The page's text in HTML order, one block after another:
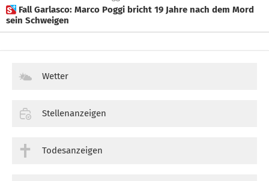
 Fall Garlasco: Marco Poggi bricht 19 Jahre nach dem Mord
sein Schweigen
Wetter
Stellenanzeigen
Todesanzeigen